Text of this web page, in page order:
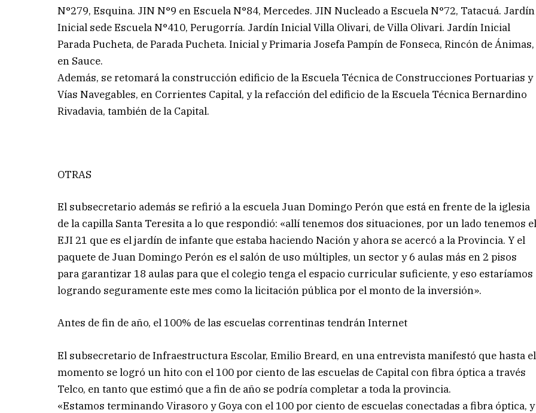
N°279, Esquina. JIN N°9 en Escuela N°84, Mercedes. JIN Nucleado a Escuela N°72, Tatacuá. Jardín
Inicial sede Escuela N°410, Perugorría. Jardín Inicial Villa Olivari, de Villa Olivari. Jardín Inicial
Parada Pucheta, de Parada Pucheta. Inicial y Primaria Josefa Pampín de Fonseca, Rincón de Ánimas,
en Sauce.
Además, se retomará la construcción edificio de la Escuela Técnica de Construcciones Portuarias y
Vías Navegables, en Corrientes Capital, y la refacción del edificio de la Escuela Técnica Bernardino
Rivadavia, también de la Capital.
OTRAS
El subsecretario además se refirió a la escuela Juan Domingo Perón que está en frente de la iglesia
de la capilla Santa Teresita a lo que respondió: «allí tenemos dos situaciones, por un lado tenemos
EJI 21 que es el jardín de infante que estaba haciendo Nación y ahora se acercó a la Provincia. Y el
paquete de Juan Domingo Perón es el salón de uso múltiples, un sector y 6 aulas más en 2 pisos
para garantizar 18 aulas para que el colegio tenga el espacio curricular suficiente, y eso estaríamos
logrando seguramente este mes como la licitación pública por el monto de la inversión».
Antes de fin de año, el 100% de las escuelas correntinas tendrán Internet
El subsecretario de Infraestructura Escolar, Emilio Breard, en una entrevista manifestó que hasta el
momento se logró un hito con el 100 por ciento de las escuelas de Capital con fibra óptica a través
Telco, en tanto que estimó que a fin de año se podría completar a toda la provincia.
«Estamos terminando Virasoro y Goya con el 100 por ciento de escuelas conectadas a fibra óptica, y